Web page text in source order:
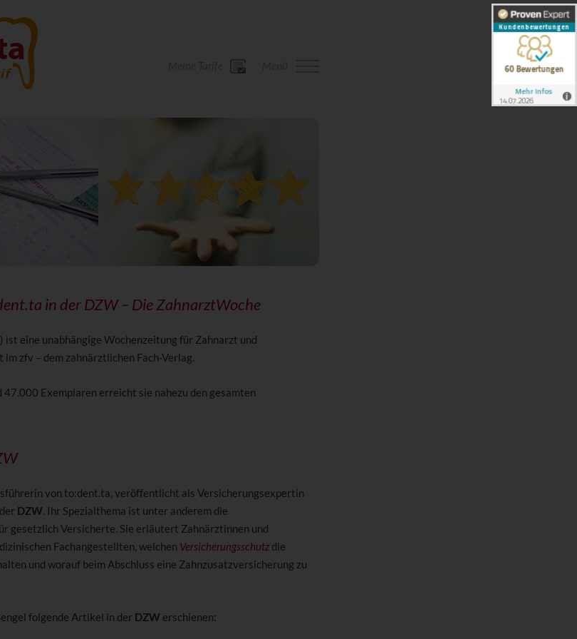
in der DZW – Die ZahnarztWoche
) ist eine unabhängige Wochenzeitung für Zahnarzt und
zfv – dem zahnärztlichen Fach-Verlag.
Exemplaren erreicht sie nahezu den gesamten
von to:dent.ta, veröffentlicht als Versicherungsexpertin
DZW. Ihr Spezialthema ist unter anderem die
gesetzlich Versicherte. Sie erläutert Zahnärztinnen und
Fachangestellten, welchen Versicherungsschutz die
und worauf beim Abschluss eine Zahnzusatzversicherung zu
folgende Artikel in der DZW erschienen: